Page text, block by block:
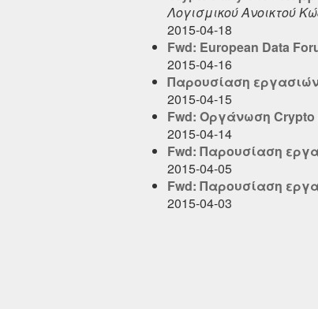
Λογισμικού Ανοικτού
2015-04-18
Fwd: European Data
2015-04-16
Παρουσίαση
2015-04-15
Fwd: Οργάνωση Crypto
2015-04-14
Fwd: Παρουσίαση
2015-04-05
Fwd: Παρουσίαση
2015-04-03